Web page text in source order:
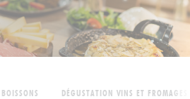
BOISSONS DÉGUSTATION VINS ET FROMAGES